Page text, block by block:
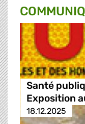
Santé
Exposition
18.12.2025